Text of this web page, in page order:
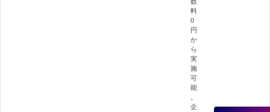
料
0
円
か
ら
実
施
可
能
。
企